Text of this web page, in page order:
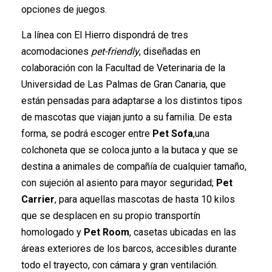
opciones de juegos.
La línea con El Hierro dispondrá de tres
acomodaciones pet-friendly, diseñadas en
colaboración con la Facultad de Veterinaria de la
Universidad de Las Palmas de Gran Canaria, que
están pensadas para adaptarse a los distintos tipos
de mascotas que viajan junto a su familia. De esta
forma, se podrá escoger entre Pet Sofa,una
colchoneta que se coloca junto a la butaca y que se
destina a animales de compañía de cualquier tamaño,
con sujeción al asiento para mayor seguridad; Pet
Carrier, para aquellas mascotas de hasta 10 kilos
que se desplacen en su propio transportín
homologado y Pet Room, casetas ubicadas en las
áreas exteriores de los barcos, accesibles durante
todo el trayecto, con cámara y gran ventilación.